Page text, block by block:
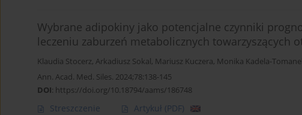
Wybrane adipokiny jako potencjalne czynniki
leczeniu zaburzeń metabolicznych towarzyszących
Klaudia Stocerz, Arkadiusz Sokal, Mariusz Kuczera, Monika Kadela-
Ann. Acad. Med. Siles. 2024;78:138-145
DOI: https://doi.org/10.18794/aams/186748
Streszczenie Artykuł (PDF)